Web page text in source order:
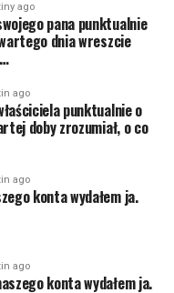
ago
pana punktualnie
dnia wreszcie
ago
punktualnie o
doby zrozumiał, o co
ago
konta wydałem ja.
ago
konta wydałem ja.